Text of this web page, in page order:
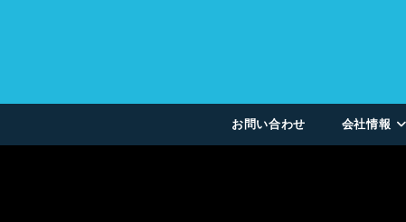
お問い合わせ 会社情報